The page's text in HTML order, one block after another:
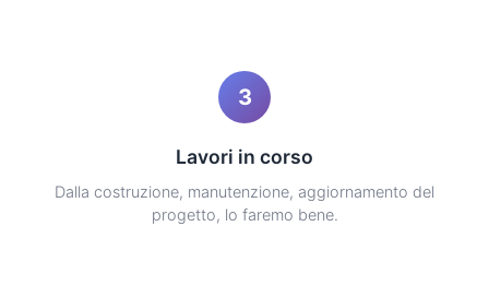
3
Lavori in corso
Dalla costruzione, manutenzione, aggiornamento del
progetto, lo faremo bene.